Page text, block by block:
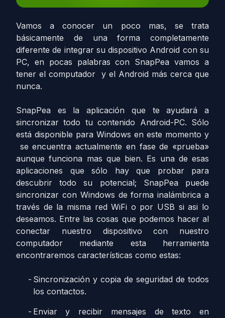
Vamos a conocer un poco mas, se trata
básicamente de una forma completamente
diferente de integrar su dispositivo Android con su
PC, en pocas palabras con SnapPea vamos a
tener el computador y el Android más cerca que
nunca.
SnapPea es la aplicación que te ayudará a
sincronizar todo tu contenido Android-PC. Sólo
está disponible para Windows en este momento y
se encuentra actualmente en fase de «prueba»
aunque funciona mas que bien. Es una de esas
aplicaciones que sólo hay que probar para
descubrir todo su potencial; SnapPea puede
sincronizar con Windows de forma inalámbrica a
través de la misma red WiFi o por USB si asi lo
deseamos. Entre las cosas que podemos hacer al
conectar nuestro dispositivo con nuestro
computador mediante esta herramienta
encontraremos características como estas:
Sincronización y copia de seguridad de todos
los contactos.
Enviar y recibir mensajes de texto en